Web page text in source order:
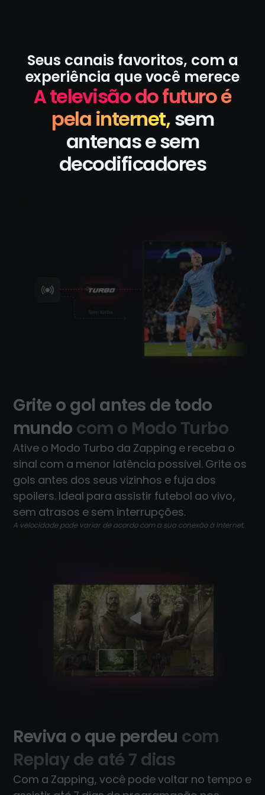
Seus canais favoritos, com a
experiência que você merece
A televisão do futuro é
pela internet,sem
antenas e sem
decodificadores
Grite o gol antes de todo
mundo com o Modo Turbo
Ative o Modo Turbo da Zapping e receba o
sinal com a menor latência possível. Grite os
gols antes dos seus vizinhos e fuja dos
spoilers. Ideal para assistir futebol ao vivo,
sem atrasos e sem interrupções.
A velocidade pode variar de acordo com a sua conexão à internet.
Reviva o que perdeu com
Replay de até 7 dias
Com a Zapping, você pode voltar no tempo e